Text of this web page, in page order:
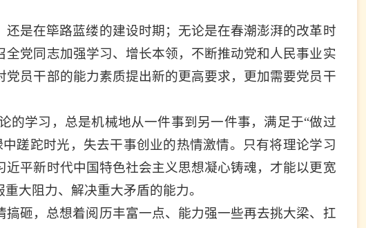
是在筚路蓝缕的建设时期；无论是在春潮澎湃的改革时
党同志加强学习、增长本领，不断推动党和人民事业实
员干部的能力素质提出新的更高要求，更加需要党员干
的学习，总是机械地从一件事到另一件事，满足于“做过
蹉跎时光，失去干事创业的热情激情。只有将理论学习
平新时代中国特色社会主义思想凝心铸魂，才能以更宽
大阻力、解决重大矛盾的能力。
砸，总想着阅历丰富一点、能力强一些再去挑大梁、扛